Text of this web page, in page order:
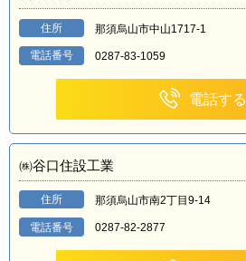
住所 那須烏山市中山1717-1
電話番号 0287-83-1059
電話する
㈱谷口住設工業
住所 那須烏山市南2丁目9-14
電話番号 0287-82-2877